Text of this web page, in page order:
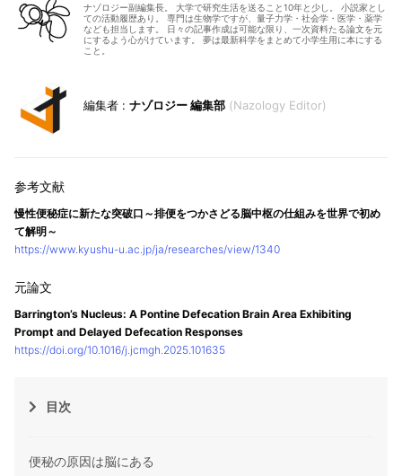
ナゾロジー副編集長。 大学で研究生活を送ること10年と少し。 小説家とし
ての活動履歴あり。 専門は生物学ですが、量子力学・社会学・医学・薬学
なども担当します。 日々の記事作成は可能な限り、一次資料たる論文を元
にするよう心がけています。 夢は最新科学をまとめて小学生用に本にする
こと。
ナゾロジー 編集部 Nazology Editor
慢性便秘症に新たな突破口～排便をつかさどる脳中枢の仕組みを世界で初め
て解明～
https://www.kyushu-u.ac.jp/ja/researches/view/1340
Barrington’s Nucleus: A Pontine Defecation Brain Area Exhibiting
Prompt and Delayed Defecation Responses
https://doi.org/10.1016/j.jcmgh.2025.101635
目次
便秘の原因は脳にある